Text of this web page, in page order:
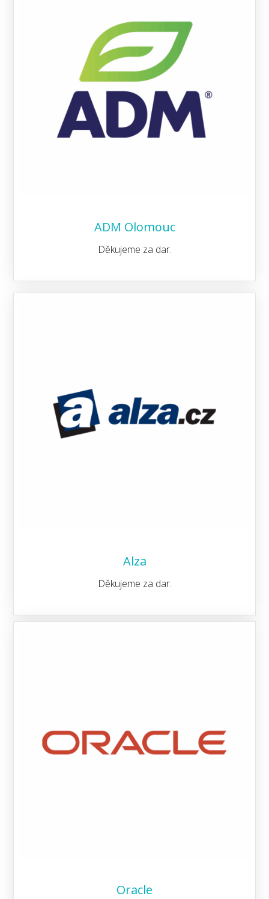
ADM Olomouc
Děkujeme za dar.
Alza
Děkujeme za dar.
Oracle